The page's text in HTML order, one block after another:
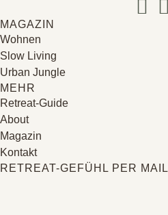
MAGAZIN
Wohnen
Slow Living
Urban Jungle
MEHR
Retreat-Guide
About
Magazin
Kontakt
RETREAT-GEFÜHL PER MAIL